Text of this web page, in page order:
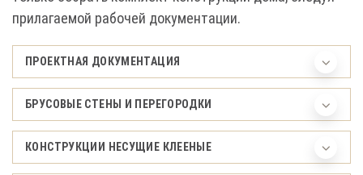
прилагаемой рабочей документации.
ПРОЕКТНАЯ ДОКУМЕНТАЦИЯ
БРУСОВЫЕ СТЕНЫ И ПЕРЕГОРОДКИ
КОНСТРУКЦИИ НЕСУЩИЕ КЛЕЕНЫЕ